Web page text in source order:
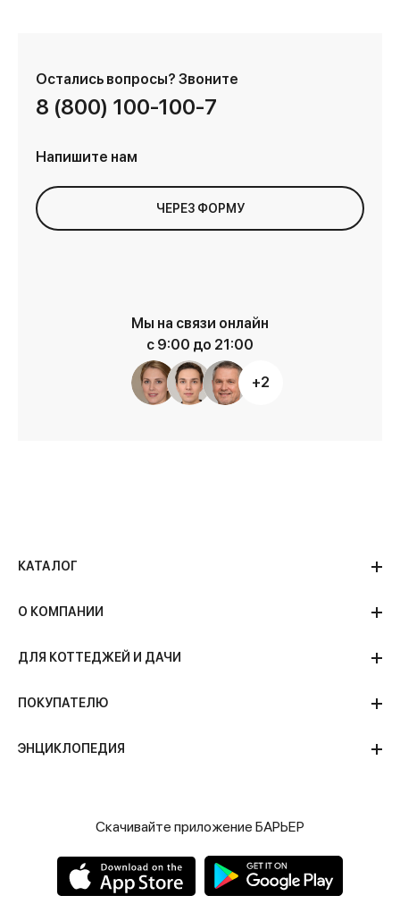
Остались вопросы? Звоните
8 (800) 100-100-7
Напишите нам
ЧЕРЕЗ ФОРМУ
Мы на связи онлайн
с 9:00 до 21:00
+2
КАТАЛОГ
О КОМПАНИИ
ДЛЯ КОТТЕДЖЕЙ И ДАЧИ
ПОКУПАТЕЛЮ
ЭНЦИКЛОПЕДИЯ
Скачивайте приложение БАРЬЕР